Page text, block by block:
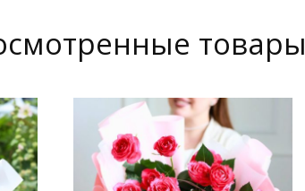
товары